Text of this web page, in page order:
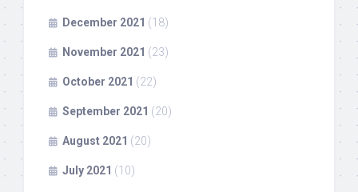
December 2021 (18)
November 2021 (23)
October 2021 (22)
September 2021 (20)
August 2021 (20)
July 2021 (10)